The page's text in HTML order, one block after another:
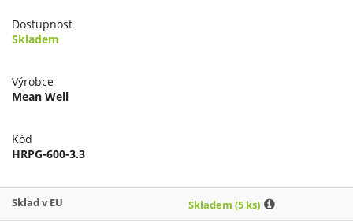
Dostupnost
Skladem
Výrobce
Mean Well
Kód
HRPG-600-3.3
Sklad v EU Skladem (5 ks)